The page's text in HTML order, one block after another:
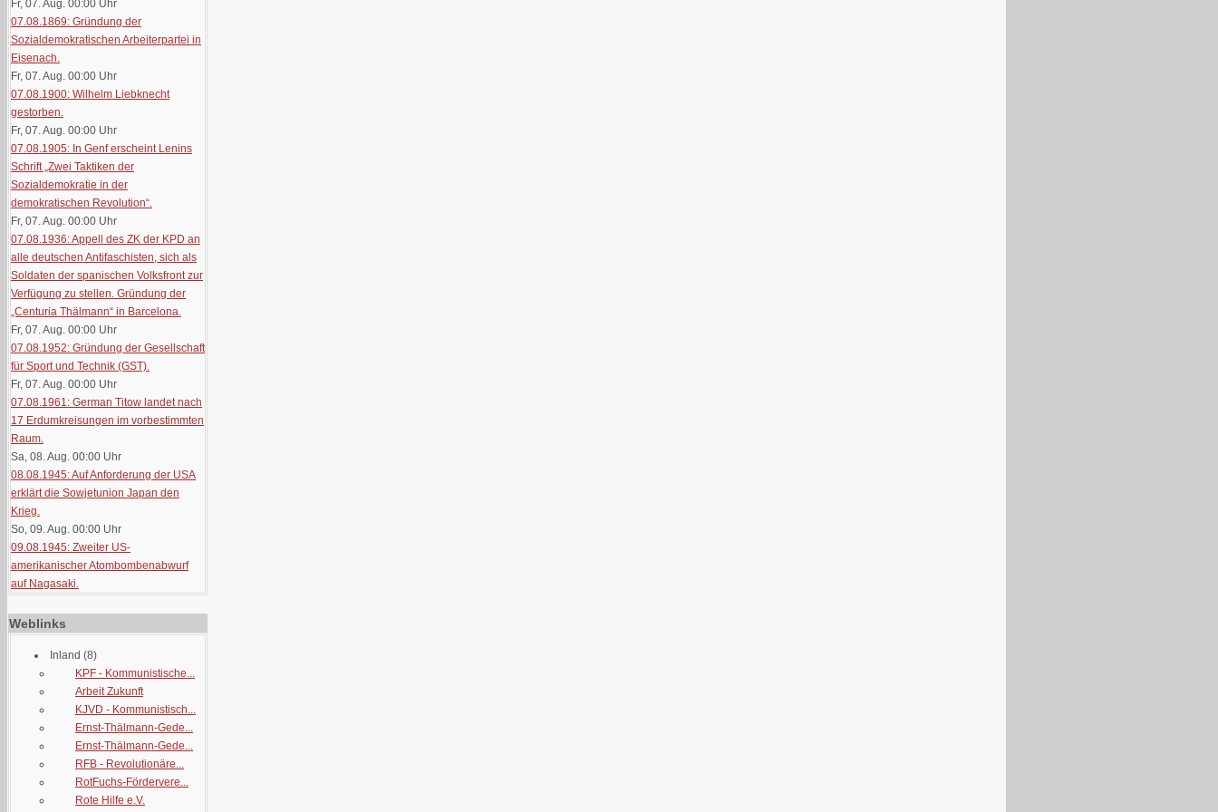
Fr, 07. Aug. 00:00 Uhr
07.08.1869: Gründung der
Sozialdemokratischen Arbeiterpartei in
Eisenach.
Fr, 07. Aug. 00:00 Uhr
07.08.1900: Wilhelm Liebknecht
gestorben.
Fr, 07. Aug. 00:00 Uhr
07.08.1905: In Genf erscheint Lenins
Schrift „Zwei Taktiken der
Sozialdemokratie in der
demokratischen Revolution“.
Fr, 07. Aug. 00:00 Uhr
07.08.1936: Appell des ZK der KPD an
alle deutschen Antifaschisten, sich als
Soldaten der spanischen Volksfront zur
Verfügung zu stellen. Gründung der
„Centuria Thälmann“ in Barcelona.
Fr, 07. Aug. 00:00 Uhr
07.08.1952: Gründung der Gesellschaft
für Sport und Technik (GST).
Fr, 07. Aug. 00:00 Uhr
07.08.1961: German Titow landet nach
17 Erdumkreisungen im vorbestimmten
Raum.
Sa, 08. Aug. 00:00 Uhr
08.08.1945: Auf Anforderung der USA
erklärt die Sowjetunion Japan den
Krieg.
So, 09. Aug. 00:00 Uhr
09.08.1945: Zweiter US-
amerikanischer Atombombenabwurf
auf Nagasaki.
Weblinks
Inland (8)
KPF - Kommunistische...
Arbeit Zukunft
KJVD - Kommunistisch...
Ernst-Thälmann-Gede...
Ernst-Thälmann-Gede...
RFB - Revolutionäre...
RotFuchs-Fördervere...
Rote Hilfe e.V.